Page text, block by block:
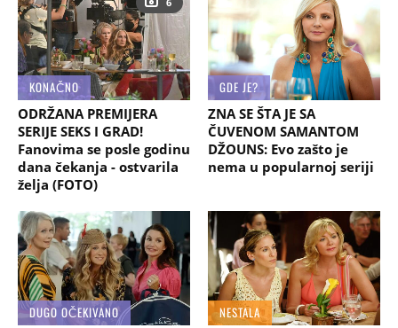
KONAČNO
ODRŽANA PREMIJERA
SERIJE SEKS I GRAD!
Fanovima se posle godinu
dana čekanja - ostvarila
želja (FOTO)
GDE JE?
ZNA SE ŠTA JE SA
ČUVENOM SAMANTOM
DŽOUNS: Evo zašto je
nema u popularnoj seriji
DUGO OČEKIVANO
NESTALA